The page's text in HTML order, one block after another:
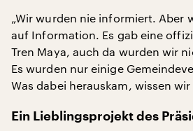
„Wir wurden nie informiert. Aber
auf Information. Es gab eine
Tren Maya, auch da wurden wir
Es wurden nur einige
Was dabei herauskam, wissen wir
Ein Lieblingsprojekt des